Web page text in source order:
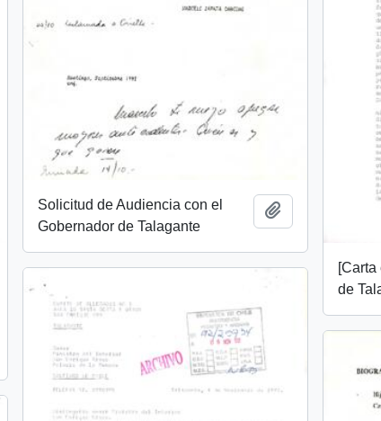
al portapapeles
Solicitud de Audiencia con el
Gobernador de Talagante
Añadir al
de